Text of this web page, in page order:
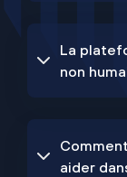
La
non
aider